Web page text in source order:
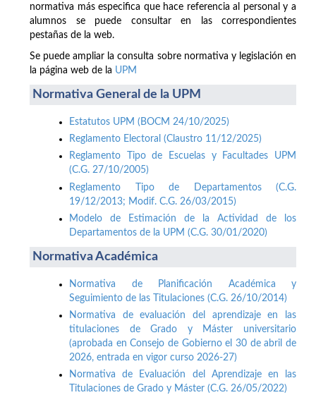
normativa más especifica que hace referencia al personal y a
alumnos se puede consultar en las correspondientes
pestañas de la web.
Se puede ampliar la consulta sobre normativa y legislación en
la página web de la UPM
Normativa General de la UPM
Estatutos UPM (BOCM 24/10/2025)
Reglamento Electoral (Claustro 11/12/2025)
Reglamento Tipo de Escuelas y Facultades UPM
(C.G. 27/10/2005)
Reglamento Tipo de Departamentos (C.G.
19/12/2013; Modif. C.G. 26/03/2015)
Modelo de Estimación de la Actividad de los
Departamentos de la UPM (C.G. 30/01/2020)
Normativa Académica
Normativa de Planificación Académica y
Seguimiento de las Titulaciones (C.G. 26/10/2014)
Normativa de evaluación del aprendizaje en las
titulaciones de Grado y Máster universitario
(aprobada en Consejo de Gobierno el 30 de abril de
2026, entrada en vigor curso 2026-27)
Normativa de Evaluación del Aprendizaje en las
Titulaciones de Grado y Máster (C.G. 26/05/2022)